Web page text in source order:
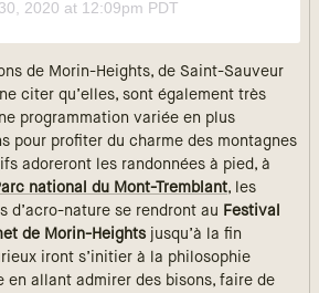
2020 at 12:09pm PDT
de Morin-Heights, de Saint-Sauveur
citer qu’elles, sont également très
programmation variée en plus
pour profiter du charme des montagnes
adoreront les randonnées à pied, à
national du Mont-Tremblant, les
d’acro-nature se rendront au Festival
de Morin-Heightsjusqu’à la fin
iront s’initier à la philosophie
en allant admirer des bisons, faire de